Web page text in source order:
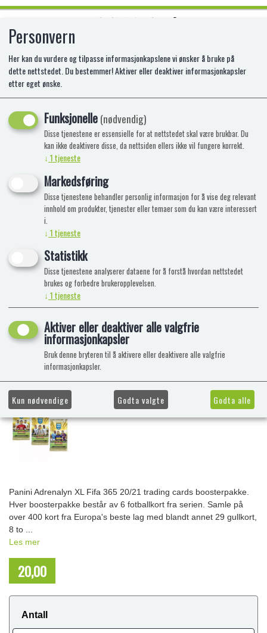
ADRENXL FIFA 365 20/21 BOOSTER
AS-PAN0844
Panini Adrenalyn XL Fifa 365 20/21 trading cards boosterpakke.
Hver boosterpakke består av 6 fotballkort fra serien. Samle på
over 400 kort fra Europa's beste lag med blandt annet 29 gullkort,
8 to ...
Les mer
20,00
Antall
Personvern
Her kan du vurdere og tilpasse informasjonkapslene vi ønsker å bruke på
dette nettstedet. Du bestemmer! Aktiver eller deaktiver informasjonkapsler
etter eget ønske.
Funksjonelle(nødvendig)
Disse tjenestene er essensielle for at nettstedet skal være brukbar. Du
kan ikke deaktivere disse, da nettsiden ellers ikke vil fungere korrekt.
↓ 1tjeneste
Markedsføring
Disse tjenestene behandler personlig informasjon for å vise deg relevant
innhold om produkter, tjenester eller temaer som du kan være interessert
i.
↓ 1tjeneste
Statistikk
Disse tjenestene analyserer dataene for å forstå hvordan nettstedet
brukes og forbedre brukeropplevelsen.
↓ 1tjeneste
Aktiver eller deaktiver alle valgfrie
informasjonkapsler
Bruk denne bryteren til å aktivere eller deaktivere alle valgfrie
informasjonkapsler.
Kun nødvendige Godta valgte Godta alle